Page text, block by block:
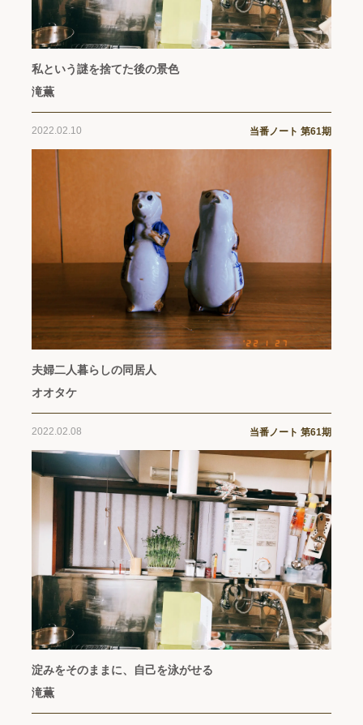
私という謎を捨てた後の景色
滝薫
2022.02.10 当番ノート 第61期
夫婦二人暮らしの同居人
オオタケ
2022.02.08 当番ノート 第61期
淀みをそのままに、自己を泳がせる
滝薫